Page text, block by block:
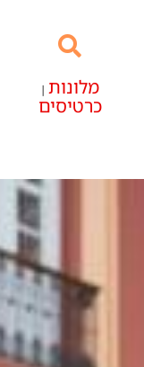
מלונות|
כרטיסים